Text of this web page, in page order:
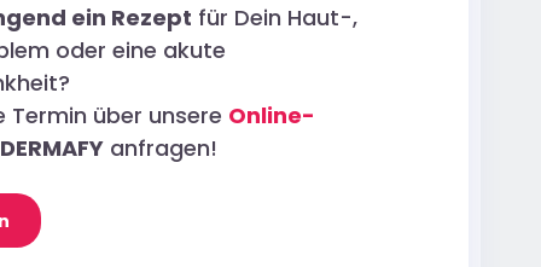
ein Rezept für Dein Haut-,
oder eine akute
Termin über unsere Online-
anfragen!